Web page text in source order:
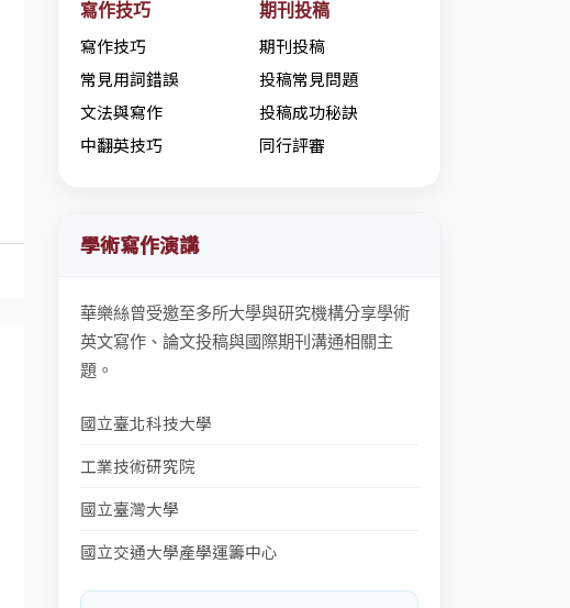
寫作技巧
寫作技巧
常見用詞錯誤
文法與寫作
中翻英技巧
期刊投稿
期刊投稿
投稿常見問題
投稿成功秘訣
同行評審
學術寫作演講
華樂絲曾受邀至多所大學與研究機構分享學術
英文寫作、論文投稿與國際期刊溝通相關主
題。
國立臺北科技大學
工業技術研究院
國立臺灣大學
國立交通大學產學運籌中心